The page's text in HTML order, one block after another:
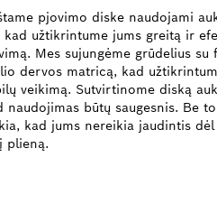
pjovimo diske naudojami
užtikrintume jums greitą ir
Mes sujungėme grūdelius su
dervos matricą, kad
veikimą. Sutvirtinome diską
būtų saugesnis. Be
kad jums nereikia jaudintis
plieną.